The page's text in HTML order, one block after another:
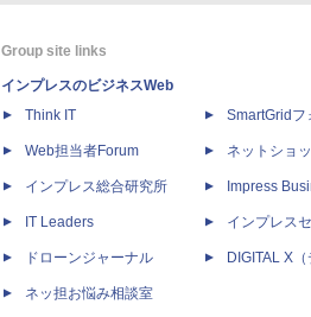
Group site links
インプレスのビジネスWeb
Think IT
Web担当者Forum
インプレス総合研究所
IT Leaders
ドローンジャーナル
ネッ担お悩み相談室
SmartGridフ
ネットショ
Impress
インプレス
DIGITAL X